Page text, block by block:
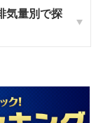
気量別で探